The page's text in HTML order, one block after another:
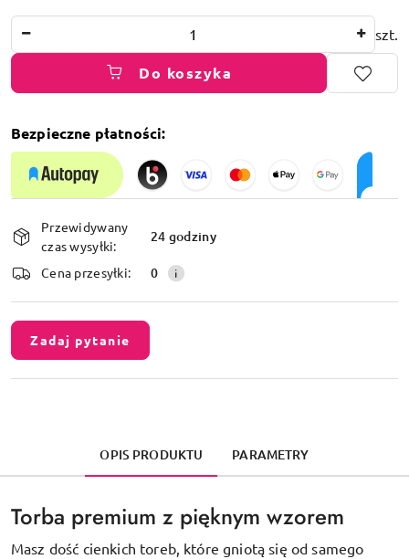
szt.
Do koszyka
Bezpieczne płatności:
Dostępność
i
dostawa
Przewidywany
czas wysyłki:
24 godziny
Cena przesyłki: 0
Zadaj pytanie
OPIS PRODUKTU PARAMETRY
Torba premium z pięknym wzorem
Masz dość cienkich toreb, które gniotą się od samego